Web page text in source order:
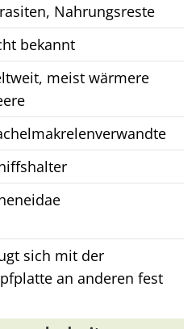
Nahrungsreste
bekannt
meist wärmere
sich mit der
an anderen fest